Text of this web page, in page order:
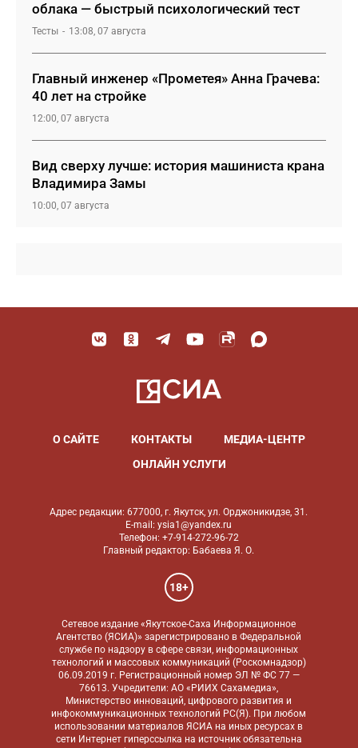
облака — быстрый психологический тест
Тесты 13:08, 07 августа
Главный инженер «Прометея» Анна Грачева:
40 лет на стройке
12:00, 07 августа
Вид сверху лучше: история машиниста крана
Владимира Замы
10:00, 07 августа
О САЙТЕ КОНТАКТЫ
МЕДИА-ЦЕНТР
ОНЛАЙН УСЛУГИ
Адрес редакции: 677000, г. Якутск, ул. Орджоникидзе, 31.
E-mail: ysia1@yandex.ru
Телефон: +7-914-272-96-72
Главный редактор: Бабаева Я. О.
18+
Сетевое издание «Якутское-Саха Информационное
Агентство (ЯСИА)» зарегистрировано в Федеральной
службе по надзору в сфере связи, информационных
технологий и массовых коммуникаций (Роскомнадзор)
06.09.2019 г. Регистрационный номер ЭЛ № ФС 77 —
76613. Учредители: АО «РИИХ Сахамедиа»,
Министерство инноваций, цифрового развития и
инфокоммуникационных технологий РС(Я). При любом
использовании материалов ЯСИА на иных ресурсах в
сети Интернет гиперссылка на источник обязательна